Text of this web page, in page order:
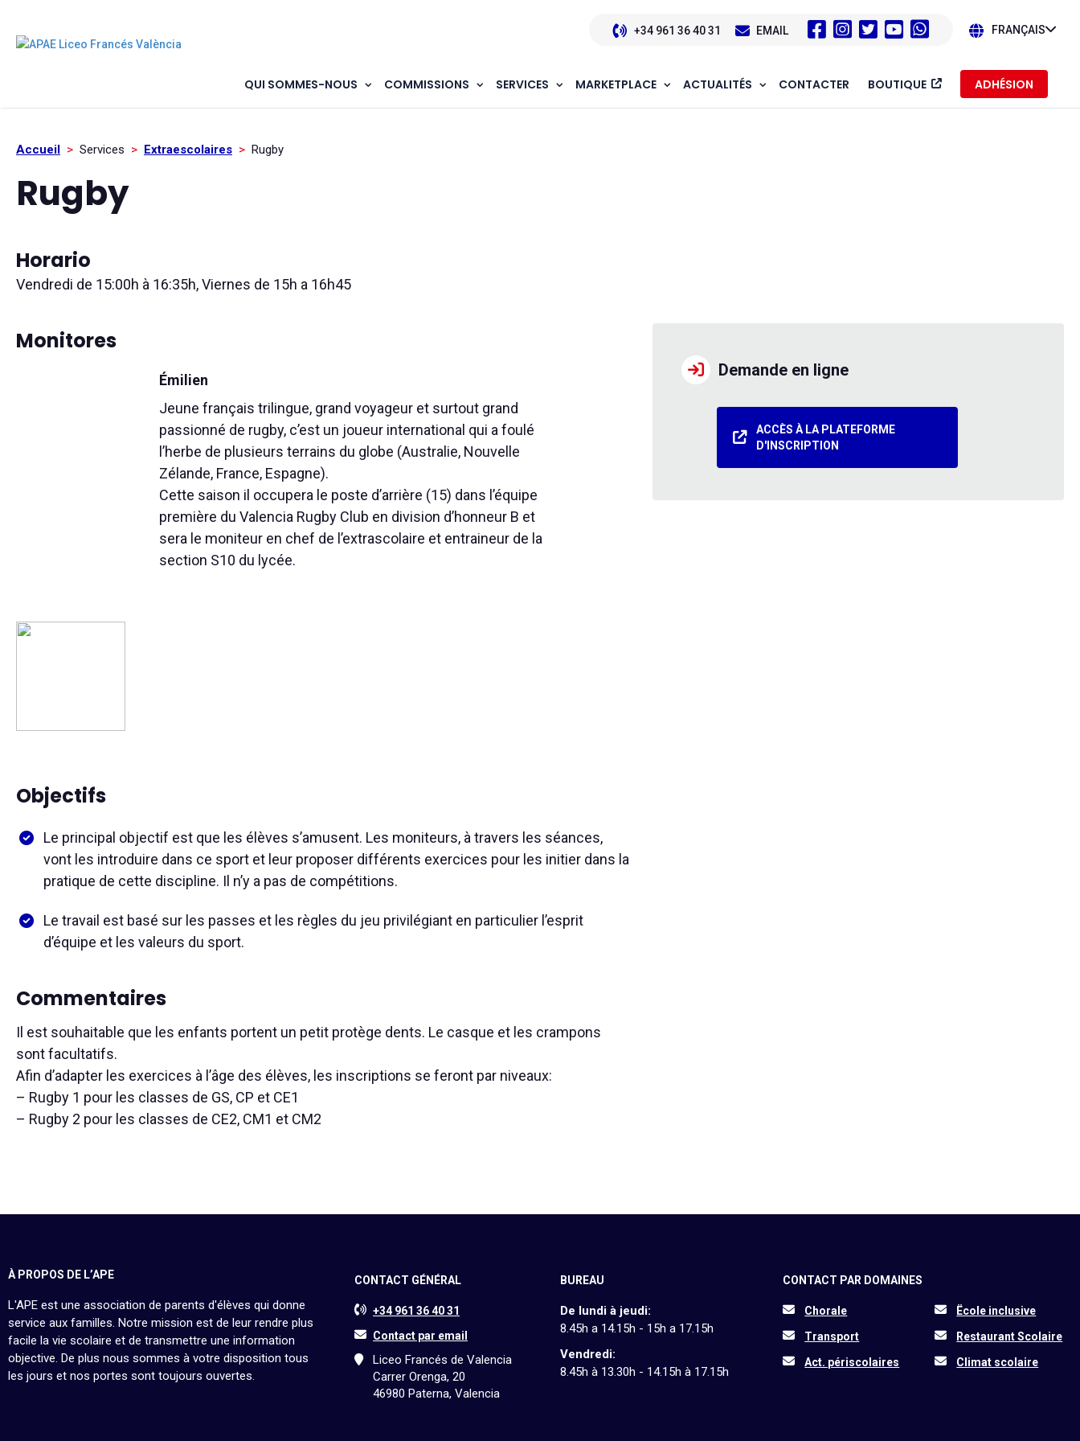
+34 961 36 40 31 EMAIL FRANÇAIS
QUI SOMMES-NOUS COMMISSIONS SERVICES MARKETPLACE ACTUALITÉS CONTACTER BOUTIQUE ADHÉSION
Accueil > Services > Extraescolaires > Rugby
Rugby
Horario
Vendredi de 15:00h à 16:35h, Viernes de 15h a 16h45
Monitores
Émilien
Jeune français trilingue, grand voyageur et surtout grand
passionné de rugby, c’est un joueur international qui a foulé
l’herbe de plusieurs terrains du globe (Australie, Nouvelle
Zélande, France, Espagne).
Cette saison il occupera le poste d’arrière (15) dans l’équipe
première du Valencia Rugby Club en division d’honneur B et
sera le moniteur en chef de l’extrascolaire et entraineur de la
section S10 du lycée.
Demande en ligne
ACCÈS À LA PLATEFORME
D'INSCRIPTION
Objectifs
Le principal objectif est que les élèves s’amusent. Les moniteurs, à travers les séances,
vont les introduire dans ce sport et leur proposer différents exercices pour les initier dans la
pratique de cette discipline. Il n’y a pas de compétitions.
Le travail est basé sur les passes et les règles du jeu privilégiant en particulier l’esprit
d’équipe et les valeurs du sport.
Commentaires
Il est souhaitable que les enfants portent un petit protège dents. Le casque et les crampons
sont facultatifs.
Afin d’adapter les exercices à l’âge des élèves, les inscriptions se feront par niveaux:
– Rugby 1 pour les classes de GS, CP et CE1
– Rugby 2 pour les classes de CE2, CM1 et CM2
À PROPOS DE L’APE
L'APE est une association de parents d'élèves qui donne
service aux familles. Notre mission est de leur rendre plus
facile la vie scolaire et de transmettre une information
objective. De plus nous sommes à votre disposition tous
les jours et nos portes sont toujours ouvertes.
CONTACT GÉNÉRAL
+34 961 36 40 31
Contact par email
Liceo Francés de Valencia
Carrer Orenga, 20
46980 Paterna, Valencia
BUREAU
De lundi à jeudi:
8.45h a 14.15h - 15h a 17.15h
Vendredi:
8.45h à 13.30h - 14.15h à 17.15h
CONTACT PAR DOMAINES
Chorale
Ëcole inclusive
Transport
Restaurant Scolaire
Act. périscolaires
Climat scolaire